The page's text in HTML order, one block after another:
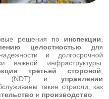
решения по инспекции
целостностью для
и долгосрочной
важной инфраструктуры.
третьей стороной
и управлении
такие отрасли, как
и производство